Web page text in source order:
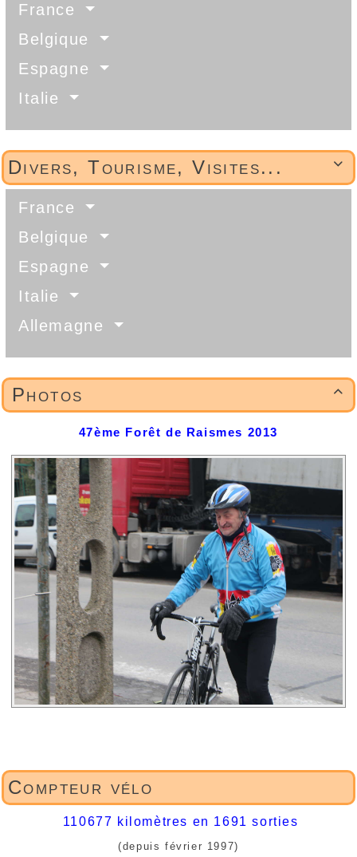
France
Belgique
Espagne
Italie

Divers, Tourisme, Visites...
France
Belgique
Espagne
Italie
Allemagne

Photos
47ème Forêt de Raismes 2013
Compteur vélo
110677 kilomètres en 1691 sorties
(depuis février 1997)